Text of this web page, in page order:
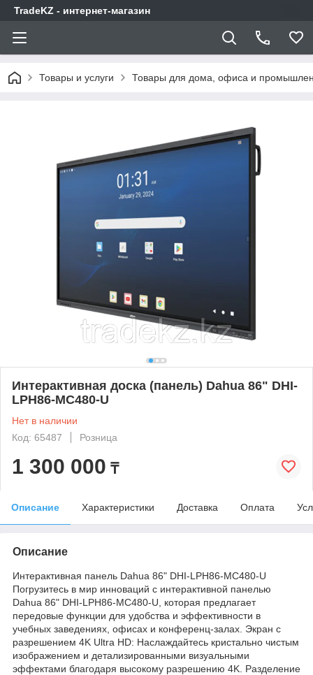
TradeKZ - интернет-магазин
Товары и услуги Товары для дома, офиса и
Интерактивная доска (панель) Dahua 86" DHI-
LPH86-MC480-U
Нет в наличии
Код: 65487
Розница
1 300 000 ₸
Описание Характеристики Доставка Оплата
Описание
Интерактивная панель Dahua 86" DHI-LPH86-MC480-U
Погрузитесь в мир инноваций с интерактивной панелью
Dahua 86" DHI-LPH86-MC480-U, которая предлагает
передовые функции для удобства и эффективности в
учебных заведениях, офисах и конференц-залах. Экран с
разрешением 4K Ultra HD: Наслаждайтесь кристально чистым
изображением и детализированными визуальными
эффектами благодаря высокому разрешению 4K. Разделение